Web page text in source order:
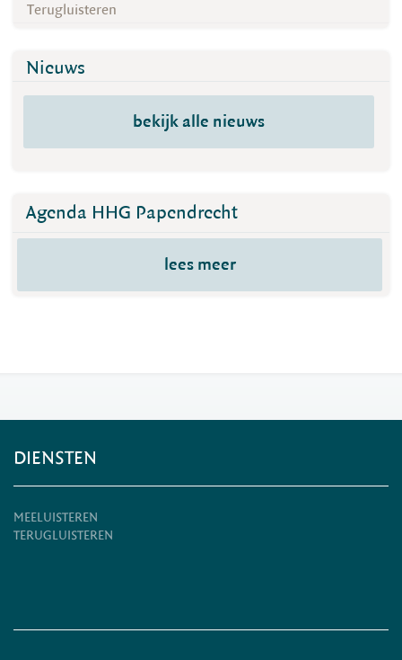
Terugluisteren
Nieuws
bekijk alle nieuws
Agenda HHG Papendrecht
lees meer
DIENSTEN
MEELUISTEREN
TERUGLUISTEREN